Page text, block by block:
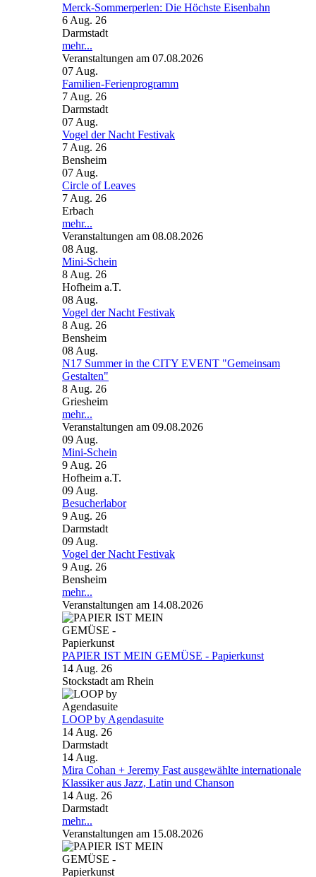
Merck-Sommerperlen: Die Höchste Eisenbahn
6 Aug. 26
Darmstadt
mehr...
Veranstaltungen am 07.08.2026
07 Aug.
Familien-Ferienprogramm
7 Aug. 26
Darmstadt
07 Aug.
Vogel der Nacht Festivak
7 Aug. 26
Bensheim
07 Aug.
Circle of Leaves
7 Aug. 26
Erbach
mehr...
Veranstaltungen am 08.08.2026
08 Aug.
Mini-Schein
8 Aug. 26
Hofheim a.T.
08 Aug.
Vogel der Nacht Festivak
8 Aug. 26
Bensheim
08 Aug.
N17 Summer in the CITY EVENT "Gemeinsam
Gestalten"
8 Aug. 26
Griesheim
mehr...
Veranstaltungen am 09.08.2026
09 Aug.
Mini-Schein
9 Aug. 26
Hofheim a.T.
09 Aug.
Besucherlabor
9 Aug. 26
Darmstadt
09 Aug.
Vogel der Nacht Festivak
9 Aug. 26
Bensheim
mehr...
Veranstaltungen am 14.08.2026
PAPIER IST MEIN GEMÜSE - Papierkunst
14 Aug. 26
Stockstadt am Rhein
LOOP by Agendasuite
14 Aug. 26
Darmstadt
14 Aug.
Mira Cohan + Jeremy Fast ausgewählte internationale
Klassiker aus Jazz, Latin und Chanson
14 Aug. 26
Darmstadt
mehr...
Veranstaltungen am 15.08.2026